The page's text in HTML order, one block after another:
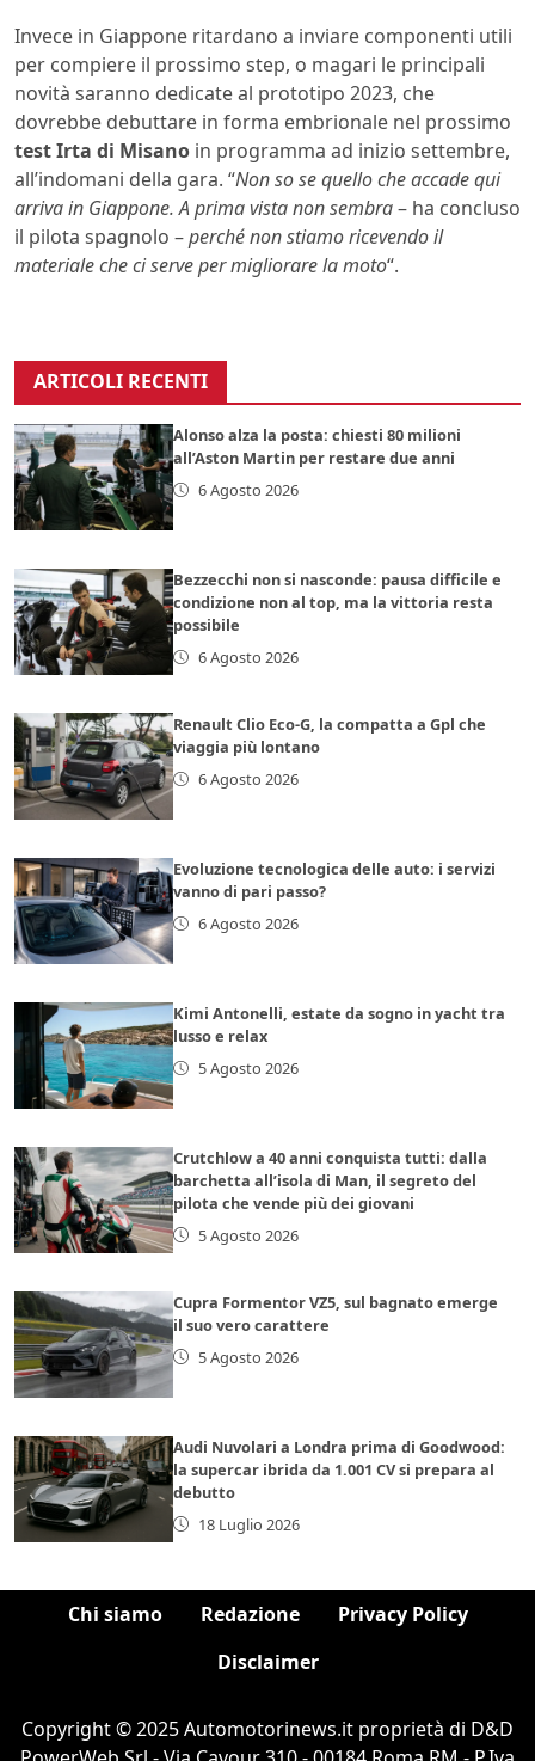
Invece in Giappone ritardano a inviare componenti utili
per compiere il prossimo step, o magari le principali
novità saranno dedicate al prototipo 2023, che
dovrebbe debuttare in forma embrionale nel prossimo
test Irta di Misano in programma ad inizio settembre,
all’indomani della gara. “Non so se quello che accade qui
arriva in Giappone. A prima vista non sembra– ha concluso
il pilota spagnolo –perché non stiamo ricevendo il
materiale che ci serve per migliorare la moto“.
ARTICOLI RECENTI
Alonso alza la posta: chiesti 80 milioni
all’Aston Martin per restare due anni
6 Agosto 2026
Bezzecchi non si nasconde: pausa difficile e
condizione non al top, ma la vittoria resta
possibile
6 Agosto 2026
Renault Clio Eco-G, la compatta a Gpl che
viaggia più lontano
6 Agosto 2026
Evoluzione tecnologica delle auto: i servizi
vanno di pari passo?
6 Agosto 2026
Kimi Antonelli, estate da sogno in yacht tra
lusso e relax
5 Agosto 2026
Crutchlow a 40 anni conquista tutti: dalla
barchetta all’isola di Man, il segreto del
pilota che vende più dei giovani
5 Agosto 2026
Cupra Formentor VZ5, sul bagnato emerge
il suo vero carattere
5 Agosto 2026
Audi Nuvolari a Londra prima di Goodwood:
la supercar ibrida da 1.001 CV si prepara al
debutto
18 Luglio 2026
Chi siamo Redazione
Privacy Policy
Disclaimer
Copyright © 2025 Automotorinews.it proprietà di D&D